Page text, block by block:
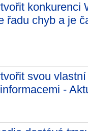
konkurenci
řadu chyb a je
svou
-